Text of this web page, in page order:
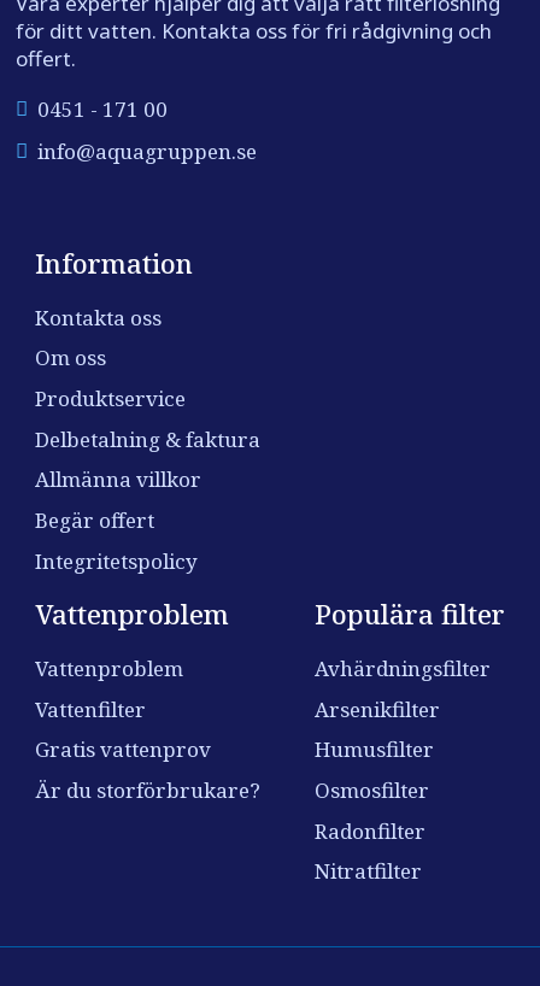
för ditt vatten. Kontakta oss för fri rådgivning och
offert.
0451 - 171 00
info@aquagruppen.se
Information
Kontakta oss
Om oss
Produktservice
Delbetalning & faktura
Allmänna villkor
Begär offert
Integritetspolicy
Vattenproblem
Vattenproblem
Vattenfilter
Gratis vattenprov
Är du storförbrukare?
Populära filter
Avhärdningsfilter
Arsenikfilter
Humusfilter
Osmosfilter
Radonfilter
Nitratfilter